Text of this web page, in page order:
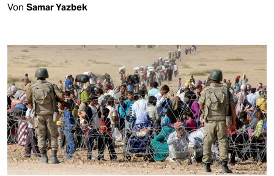
Von Samar Yazbek